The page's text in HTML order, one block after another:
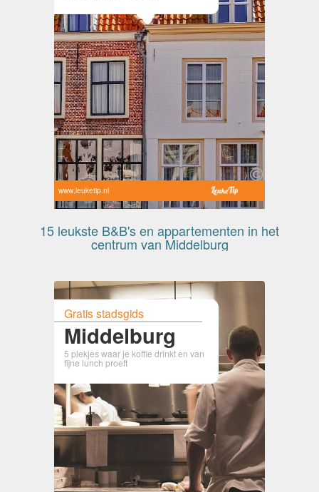
www.leuketip.nl
15 leukste B&B's en appartementen in het
centrum van Middelburg
Gratis stadsgids
Middelburg
5 plekjes waar je koffie drinkt en van
fijne lunch proeft